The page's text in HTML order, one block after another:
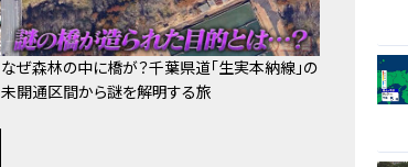
なぜ森林の中に橋が？千葉県道「生実本納線」の
未開通区間から謎を解明する旅